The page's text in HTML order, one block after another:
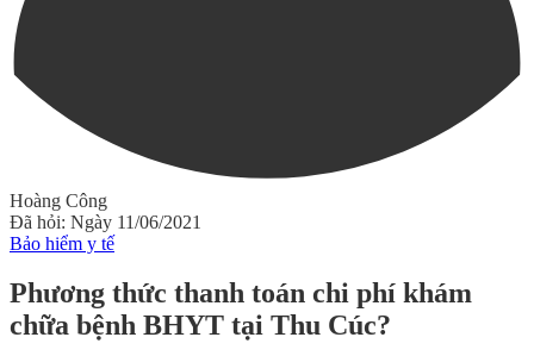
Hoàng Công
Đã hỏi: Ngày 11/06/2021
Bảo hiểm y tế
Phương thức thanh toán chi phí khám
chữa bệnh BHYT tại Thu Cúc?